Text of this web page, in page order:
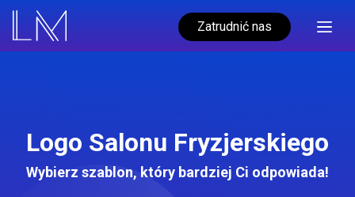
Zatrudnić nas
Logo Salonu Fryzjerskiego
Wybierz szablon, który bardziej Ci odpowiada!